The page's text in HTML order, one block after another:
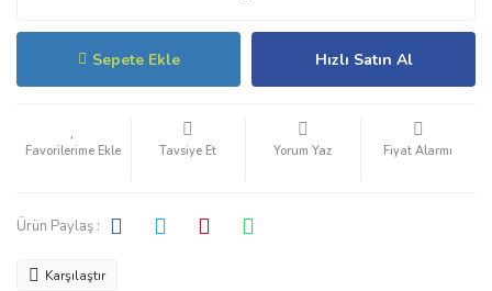
Sepete Ekle Hızlı Satın Al
Tavsiye Et Yorum Yaz Fiyat Alarmı
Ürün Paylaş :
Karşılaştır